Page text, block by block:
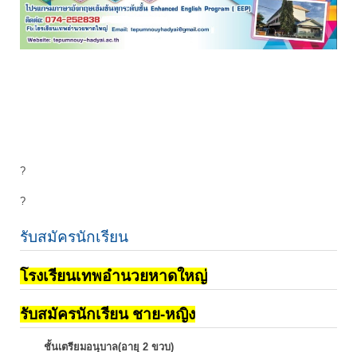
?
?
รับสมัครนักเรียน
โรงเรียนเทพอำนวยหาดใหญ่
รับสมัครนักเรียน ชาย-หญิง
ชั้นเตรียมอนุบาล(อายุ 2 ขวบ)